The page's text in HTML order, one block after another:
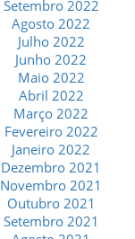
Setembro 2022
Agosto 2022
Julho 2022
Junho 2022
Maio 2022
Abril 2022
Março 2022
Fevereiro 2022
Janeiro 2022
Dezembro 2021
Novembro 2021
Outubro 2021
Setembro 2021